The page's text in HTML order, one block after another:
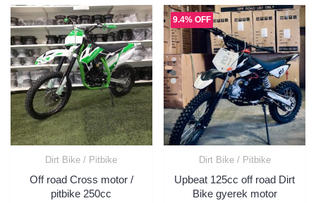
Dirt Bike / Pitbike
Off road Cross motor /
pitbike 250cc
9.4% OFF
Dirt Bike / Pitbike
Upbeat 125cc off road Dirt
Bike gyerek motor